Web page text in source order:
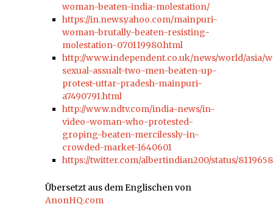
woman-beaten-india-molestation/
https://in.news.yahoo.com/mainpuri-
woman-brutally-beaten-resisting-
molestation-070119980.html
http://www.independent.co.uk/news/world/asia/
sexual-assualt-two-men-beaten-up-
protest-uttar-pradesh-mainpuri-
a7490791.html
http://www.ndtv.com/india-news/in-
video-woman-who-protested-
groping-beaten-mercilessly-in-
crowded-market-1640601
https://twitter.com/albertindian200/status/
Übersetzt aus dem Englischen von
AnonHQ.com